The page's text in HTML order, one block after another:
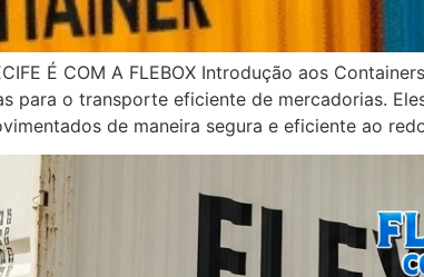
É COM A FLEBOX Introdução aos
para o transporte eficiente de mercadorias.
de maneira segura e eficiente ao